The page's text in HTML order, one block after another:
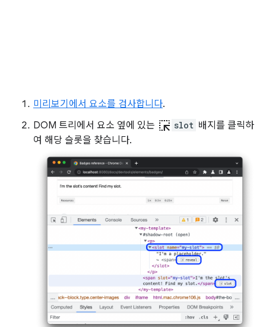
미리보기에서 요소를 검사합니다.
DOM 트리에서 요소 옆에 있는 ink_selection slot 배지를 클릭하
여 해당 슬롯을 찾습니다.